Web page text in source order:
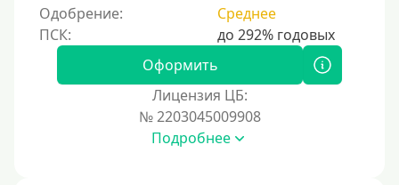
Одобрение:
Среднее
Оформить
Лицензия ЦБ:
№ 2203045009908
Подробнее